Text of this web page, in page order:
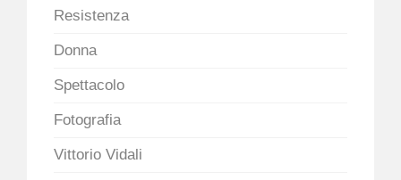
Resistenza
Donna
Spettacolo
Fotografia
Vittorio Vidali